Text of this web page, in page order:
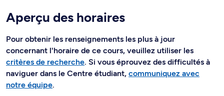
Aperçu des horaires
Pour obtenir les renseignements les plus à jour
concernant l'horaire de ce cours, veuillez utiliser les
critères de recherche. Si vous éprouvez des difficultés à
naviguer dans le Centre étudiant, communiquez avec
notre équipe.